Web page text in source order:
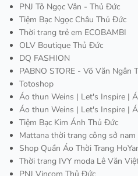
PNJ Tô Ngọc Vân - Thủ Đức
Tiệm Bạc Ngọc Châu Thủ Đức
Thời trang trẻ em ECOBAMBI
OLV Boutique Thủ Đức
DQ FASHION
PABNO STORE - Võ Văn Ngân
Totoshop
Áo thun Weins | Let's Inspire |
Áo thun Weins | Let's Inspire |
Tiệm Bạc Kim Ánh Thủ Đức
Mattana thời trang công sở nam
Shop Quần Áo Thời Trang
Thời trang IVY moda Lê Văn